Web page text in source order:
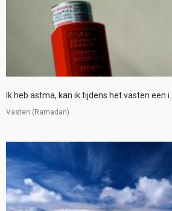
Ik heb astma, kan ik tijdens het vasten een i...
Vasten (Ramadan)